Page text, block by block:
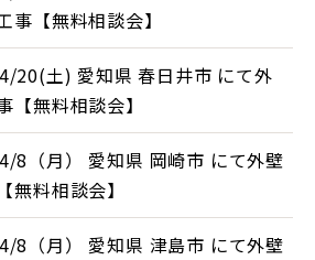
事【無料相談会】
4/20(土) 愛知県 春日井市 にて外
【無料相談会】
4/8（月） 愛知県 岡崎市 にて外壁
無料相談会】
4/8（月） 愛知県 津島市 にて外壁